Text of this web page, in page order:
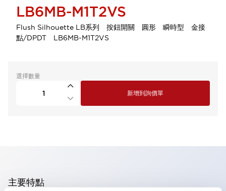
LB6MB-M1T2VS
Flush Silhouette LB系列 按鈕開關 圓形 瞬時型 金接
點/DPDT LB6MB-M1T2VS
選擇數量
新增到詢價單
主要特點